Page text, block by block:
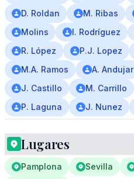
D. Roldan
M. Ribas
Molins
I. Rodríguez
R. López
P.J. Lopez
M.A. Ramos
A. Andujar
J. Castillo
M. Carrillo
P. Laguna
J. Nunez
Lugares
Pamplona Sevilla